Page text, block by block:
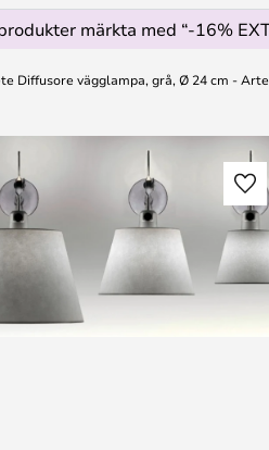
märkta med “-16%
Diffusore vägglampa, grå, Ø 24 cm -